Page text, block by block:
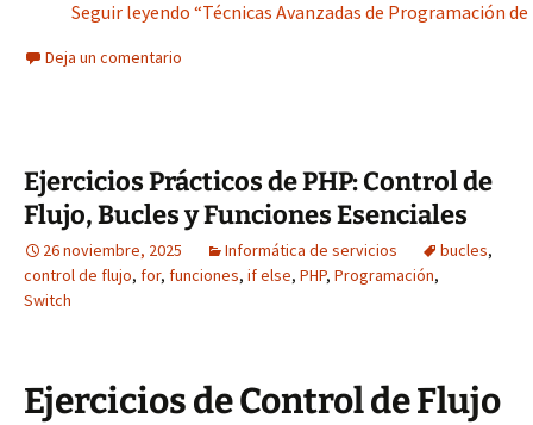
Seguir leyendo “Técnicas Avanzadas de Programación
Deja un comentario
Ejercicios Prácticos de PHP: Control de
Flujo, Bucles y Funciones Esenciales
26 noviembre, 2025 Informática de servicios bucles,
control de flujo, for, funciones, if else, PHP, Programación,
Switch
Ejercicios de Control de Flujo